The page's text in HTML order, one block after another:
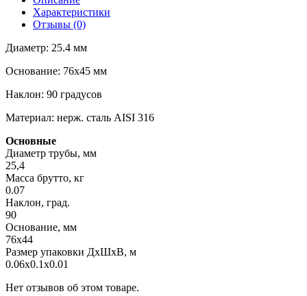
Характеристики
Отзывы (0)
Диаметр: 25.4 мм
Основание: 76х45 мм
Наклон: 90 градусов
Материал: нерж. сталь AISI 316
Основные
Диаметр трубы, мм
25,4
Масса брутто, кг
0.07
Наклон, град.
90
Основание, мм
76х44
Размер упаковки ДхШхВ, м
0.06x0.1x0.01
Нет отзывов об этом товаре.